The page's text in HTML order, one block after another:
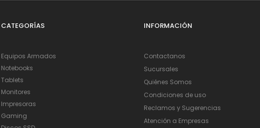
CATEGORÍAS
Equipos Armados
Notebooks
Tablets
Monitores
Impresoras
Gaming
INFORMACIÓN
Contactanos
Sucursales
Quiénes Somos
Condiciones de uso
Reclamos y Sugerencias
Atención a Empresas